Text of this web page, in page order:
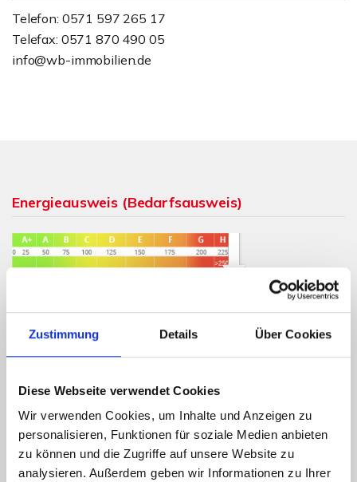
Zustimmung Details Über Cookies
Diese Webseite verwendet Cookies
Wir verwenden Cookies, um Inhalte und Anzeigen zu
personalisieren, Funktionen für soziale Medien anbieten
zu können und die Zugriffe auf unsere Website zu
analysieren. Außerdem geben wir Informationen zu Ihrer
Telefon: 0571 597 265 17
Telefax: 0571 870 490 05
info@wb-immobilien.de
Energieausweis (Bedarfsausweis)
Endenergiebedarf
Weitere Informationen
Wesentlicher Energieträger
Öl
Energieausweis gültig bis